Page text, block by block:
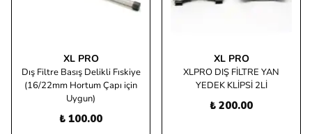
XL PRO
Dış Filtre Basış Delikli Fıskiye
(16/22mm Hortum Çapı için
Uygun)
₺ 100.00
XL PRO
XLPRO DIŞ FİLTRE YAN
YEDEK KLİPSİ 2Lİ
₺ 200.00